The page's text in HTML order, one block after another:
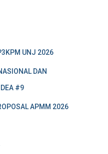
UNJ 2026
DAN
#9
APMM 2026